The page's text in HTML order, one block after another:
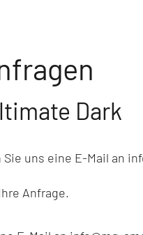
Dark
uns eine E-Mail an
Anfrage.